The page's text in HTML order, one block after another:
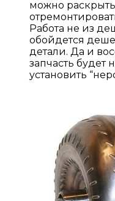
можно
Работа не из
обойдется
детали. Да и
запчасть будет
установить